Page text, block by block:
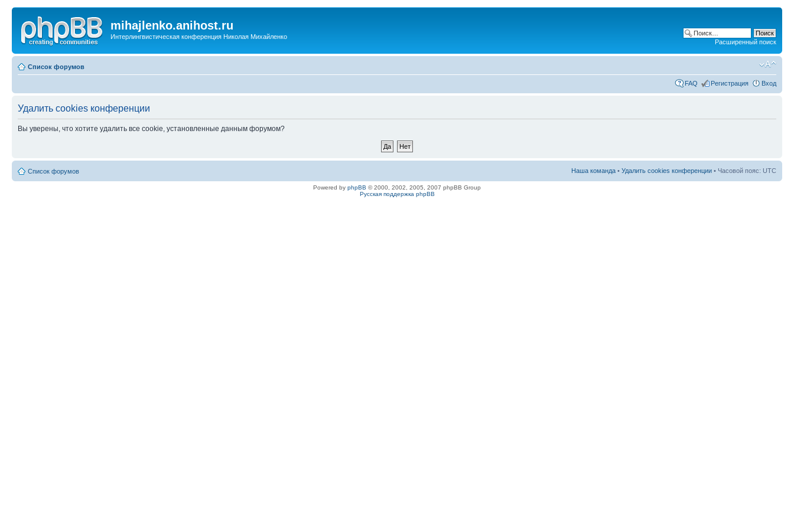
mihajlenko.anihost.ru
Интерлингвистическая конференция Николая Михайленко
Расширенный поиск
Список форумов
FAQ Регистрация Вход
Удалить cookies конференции
Вы уверены, что хотите удалить все cookie, установленные данным форумом?
Список форумов Наша команда • Удалить cookies конференции • Часовой пояс: UTC
Powered by phpBB © 2000, 2002, 2005, 2007 phpBB Group
Русская поддержка phpBB